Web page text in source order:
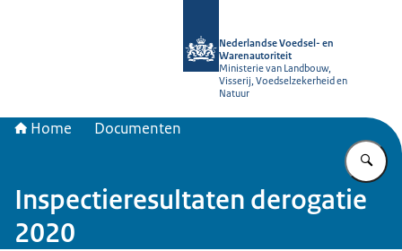
Nederlandse Voedsel- en
Warenautoriteit
Ministerie van Landbouw,
Visserij, Voedselzekerheid en
Natuur
Home Documenten
Inspectieresultaten derogatie
2020